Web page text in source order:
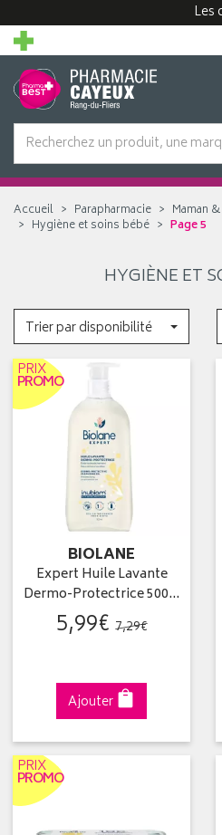
Les
Accueil Parapharmacie
Maman
Hygiène et soins bébé
Page 5
HYGIÈNE ET
Trier par disponibilité
PRIX
PROMO
BIOLANE
Expert Huile Lavante
Dermo-Protectrice 500…
5,99€ 7,29€
Ajouter
PRIX
PROMO